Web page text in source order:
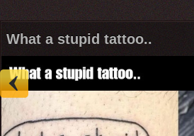
What a stupid tattoo..